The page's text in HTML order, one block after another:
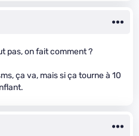
pas, on fait comment ?
ça va, mais si ça tourne à 10